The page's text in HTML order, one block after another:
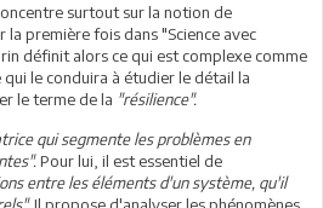
surtout sur la notion de
première fois dans "Science avec
définit alors ce qui est complexe comme
qui le conduira à étudier le détail la
le terme de la "résilience".
qui segmente les problèmes en
Pour lui, il est essentiel de
entre les éléments d'un système, qu'il